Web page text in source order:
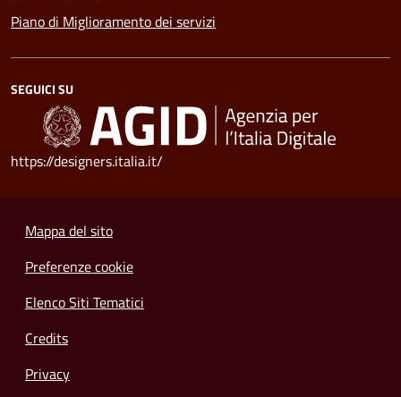
Piano di Miglioramento dei servizi
SEGUICI SU
https://designers.italia.it/
Mappa del sito
Preferenze cookie
Elenco Siti Tematici
Credits
Privacy